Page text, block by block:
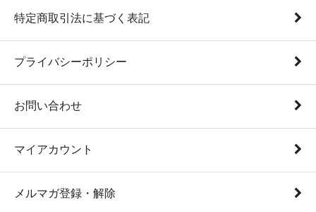
特定商取引法に基づく表記
プライバシーポリシー
お問い合わせ
マイアカウント
メルマガ登録・解除